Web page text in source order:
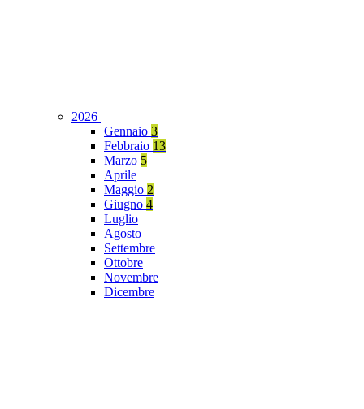
2026
Gennaio 3
Febbraio 13
Marzo 5
Aprile
Maggio 2
Giugno 4
Luglio
Agosto
Settembre
Ottobre
Novembre
Dicembre